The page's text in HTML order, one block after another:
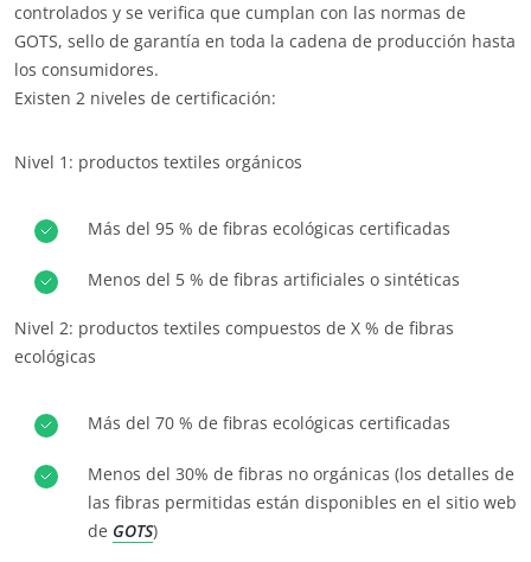
controlados y se verifica que cumplan con las normas de
GOTS, sello de garantía en toda la cadena de producción hasta
los consumidores.
Existen 2 niveles de certificación:
Nivel 1: productos textiles orgánicos
Más del 95 % de fibras ecológicas certificadas
Menos del 5 % de fibras artificiales o sintéticas
Nivel 2: productos textiles compuestos de X % de fibras
ecológicas
Más del 70 % de fibras ecológicas certificadas
Menos del 30% de fibras no orgánicas (los detalles de
las fibras permitidas están disponibles en el sitio web
de GOTS)